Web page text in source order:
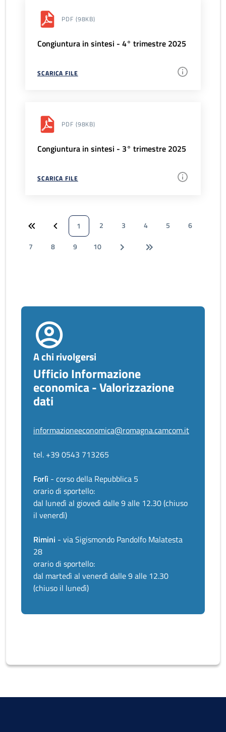
PDF (98KB)
Congiuntura in sintesi - 4° trimestre 2025
SCARICA FILE
PDF (98KB)
Congiuntura in sintesi - 3° trimestre 2025
SCARICA FILE
1 2 3 4 5
6
7
8 9 10
A chi rivolgersi
Ufficio Informazione
economica - Valorizzazione
dati
informazioneeconomica@romagna.camcom.it
tel. +39 0543 713265
Forlì - corso della Repubblica 5
orario di sportello:
dal lunedì al giovedì dalle 9 alle 12.30 (chiuso
il venerdì)
Rimini - via Sigismondo Pandolfo Malatesta
28
orario di sportello:
dal martedì al venerdì dalle 9 alle 12.30
(chiuso il lunedì)